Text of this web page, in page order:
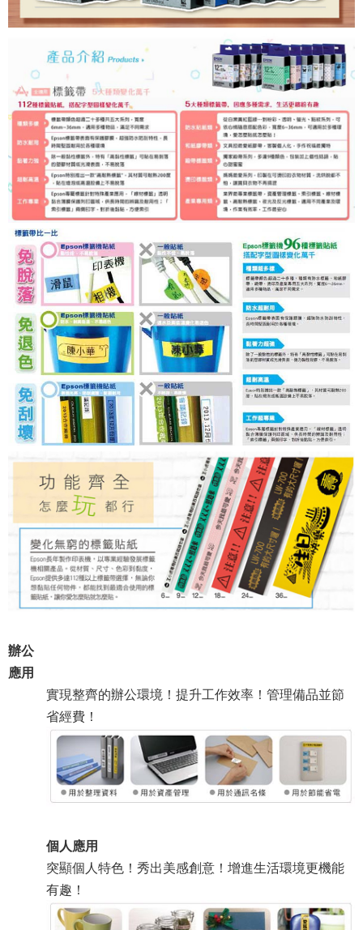
辦公
應用
實現整齊的辦公環境！提升工作效率！管理備品並節
省經費！
個人應用
突顯個人特色！秀出美感創意！增進生活環境更機能
有趣！